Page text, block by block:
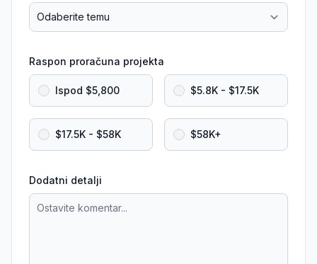
Raspon proračuna projekta
Ispod $5,800 $5.8K - $17.5K
$17.5K - $58K $58K+
Dodatni detalji